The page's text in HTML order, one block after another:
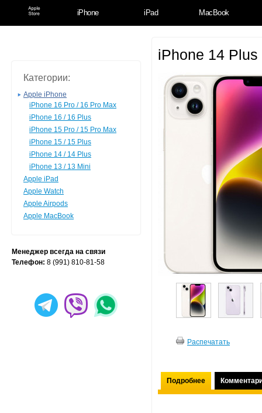
iPhone iPad MacBook
Категории:
Apple iPhone
iPhone 16 Pro / 16 Pro Max
iPhone 16 / 16 Plus
iPhone 15 Pro / 15 Pro Max
iPhone 15 / 15 Plus
iPhone 14 / 14 Plus
iPhone 13 / 13 Mini
Apple iPad
Apple Watch
Apple Airpods
Apple MacBook
Менеджер всегда на связи
Телефон: 8 (991) 810-81-58
iPhone 14 Plus
Распечатать
Подробнее